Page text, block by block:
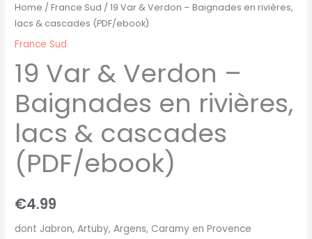
Home /France Sud / 19 Var & Verdon – Baignades en rivières,
lacs & cascades (PDF/ebook)
France Sud
19 Var & Verdon –
Baignades en rivières,
lacs & cascades
(PDF/ebook)
€4.99
dont Jabron, Artuby, Argens, Caramy en Provence